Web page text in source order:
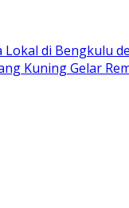
di Bengkulu
Kuning Gelar